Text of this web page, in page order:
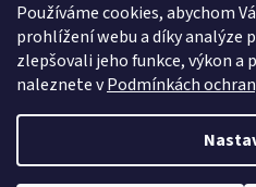
Používáme cookies, abychom
prohlížení webu a díky analýze
zlepšovali jeho funkce, výkon
naleznete vPodmínkách
PŘIHLÁSIT SE